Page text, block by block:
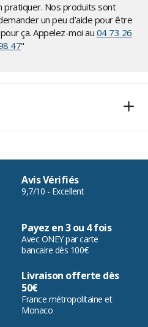
pratiquer. Nos produits sont
un peu d’aide pour être
ça. Appelez-moi au 04 73 26
47"
Avis Vérifiés
9,7/10 - Excellent
Payez en 3 ou 4 fois
Avec ONEY par carte
bancaire dès 100€
Livraison offerte dès
50€
France métropolitaine et
Monaco